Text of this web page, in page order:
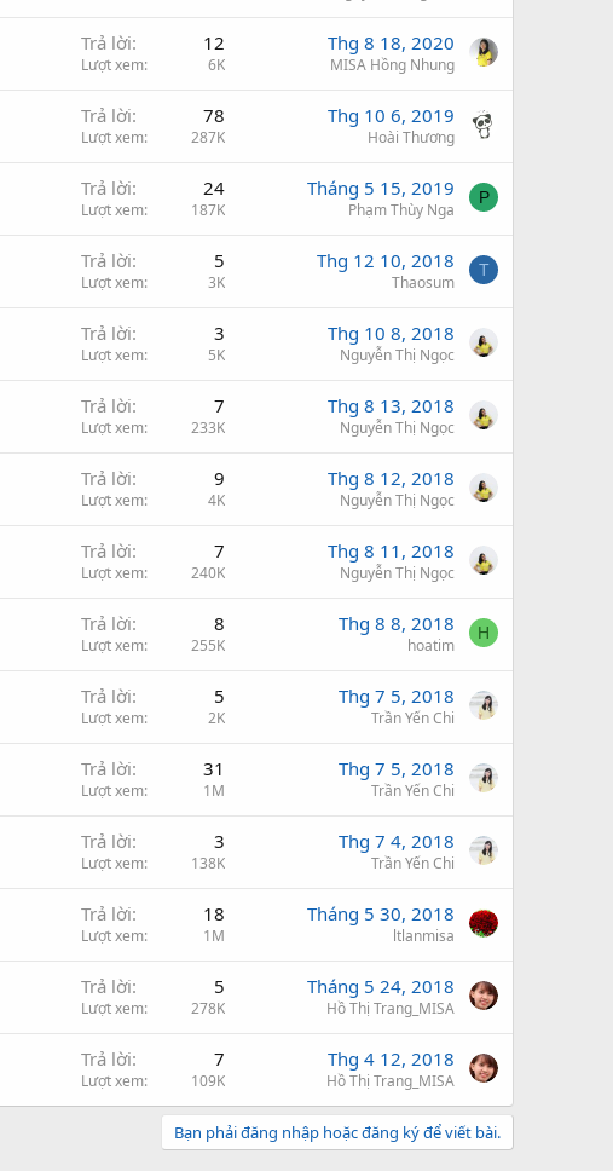
Trả lời 12
Lượt xem 6K
Thg 8 18, 2020
MISA Hồng Nhung
Trả lời 78
Lượt xem 287K
Thg 10 6, 2019
Hoài Thương
Trả lời 24
Lượt xem 187K
Tháng 5 15, 2019
Phạm Thùy Nga
P
Trả lời 5
Lượt xem 3K
Thg 12 10, 2018
Thaosum
T
Trả lời 3
Lượt xem 5K
Thg 10 8, 2018
Nguyễn Thị Ngọc
Trả lời 7
Lượt xem 233K
Thg 8 13, 2018
Nguyễn Thị Ngọc
Trả lời 9
Lượt xem 4K
Thg 8 12, 2018
Nguyễn Thị Ngọc
Trả lời 7
Lượt xem 240K
Thg 8 11, 2018
Nguyễn Thị Ngọc
Trả lời 8
Lượt xem 255K
Thg 8 8, 2018
hoatim
H
Trả lời 5
Lượt xem 2K
Thg 7 5, 2018
Trần Yến Chi
Trả lời 31
Lượt xem 1M
Thg 7 5, 2018
Trần Yến Chi
Trả lời 3
Lượt xem 138K
Thg 7 4, 2018
Trần Yến Chi
Trả lời 18
Lượt xem 1M
Tháng 5 30, 2018
ltlanmisa
Trả lời 5
Lượt xem 278K
Tháng 5 24, 2018
Hồ Thị Trang_MISA
Trả lời 7
Lượt xem 109K
Thg 4 12, 2018
Hồ Thị Trang_MISA
Bạn phải đăng nhập hoặc đăng ký để viết bài.